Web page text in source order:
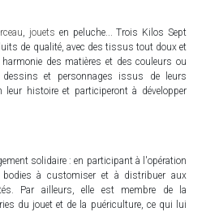
jouets en peluche... Trois Kilos Sept
de qualité, avec des tissus tout doux et
des matières et des couleurs ou
et personnages issus de leurs
histoire et participeront à développer
solidaire : en participant à l'opération
bodies à customiser et à distribuer aux
Par ailleurs, elle est membre de la
du jouet et de la puériculture, ce qui lui